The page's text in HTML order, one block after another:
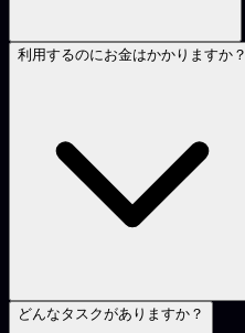
利用するのにお金はかかりますか？
どんなタスクがありますか？